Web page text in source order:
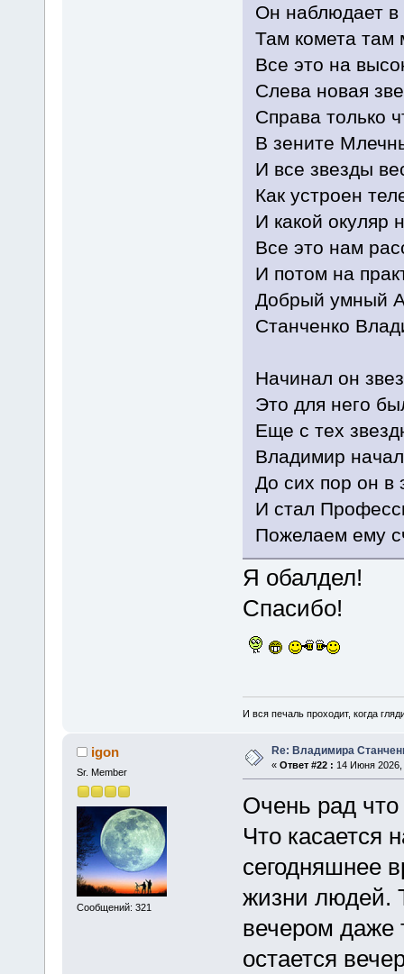
Он наблюдает
Там комета там
Все это на
Слева новая
Справа только
В зените
И все звезды
Как устроен
И какой окуляр
Все это нам
И потом на
Добрый умный
Станченко
Начинал он
Это для него
Еще с тех
Владимир
До сих пор он в
И стал
Пожелаем ему
Я обалдел!
Спасибо!
И вся печаль проходит, когда
igon
Sr. Member
Сообщений: 321
Re: Владимира
« Ответ #22 : 14 Июня 2026,
Очень рад
Что касается
сегодняшнее
жизни людей.
вечером даже
остается